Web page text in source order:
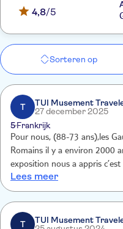
4,8/5
Sorteren op
T
TUI Musement
27 december 2025
5Frankrijk
Pour nous, (88-73 ans),les
Romains il y a environ 2000
exposition nous a appris
aussi dramatique puisque les
plus billants dans la société !
Lees meer
T
TUI Musement